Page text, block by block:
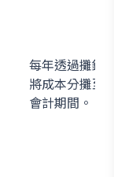
每年透過攤銷
將成本分攤至
會計期間。